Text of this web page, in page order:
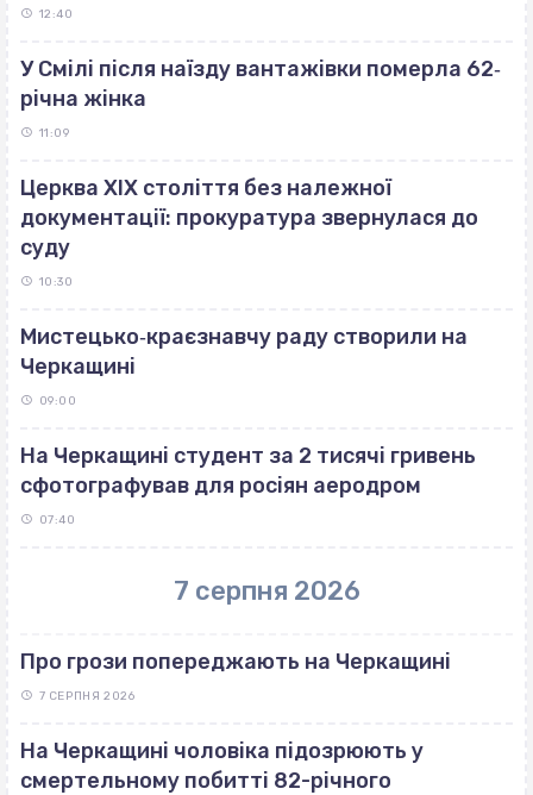
12:40
У Смілі після наїзду вантажівки померла 62‐
річна жінка
11:09
Церква ХІХ століття без належної
документації: прокуратура звернулася до
суду
10:30
Мистецько‐краєзнавчу раду створили на
Черкащині
09:00
На Черкащині студент за 2 тисячі гривень
сфотографував для росіян аеродром
07:40
7 серпня 2026
Про грози попереджають на Черкащині
7 СЕРПНЯ 2026
На Черкащині чоловіка підозрюють у
смертельному побитті 82-річного